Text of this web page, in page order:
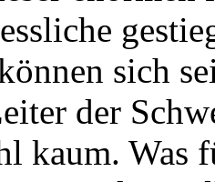
sich
der
kaum. Was